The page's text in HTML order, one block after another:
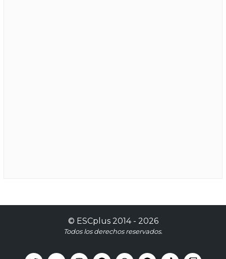
© ESCplus2014 - 2026
Todos los derechos reservados.